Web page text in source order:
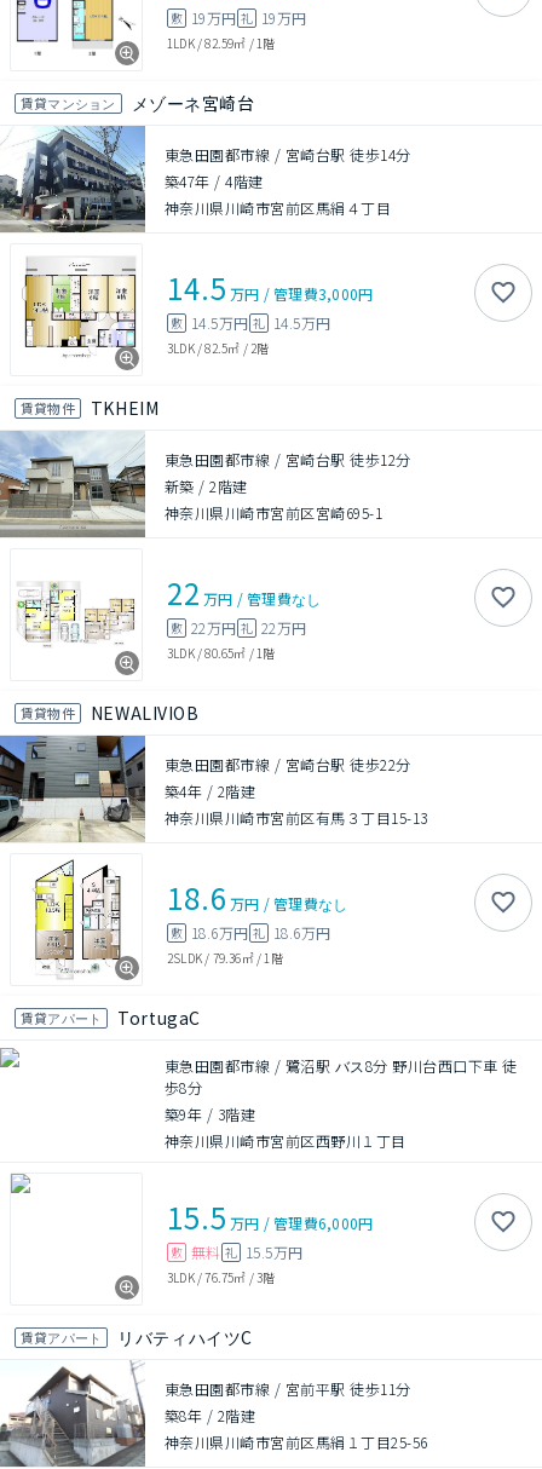
敷 19万円 礼 19万円
1LDK/82.59㎡ / 1階
賃貸マンション メゾーネ宮崎台
東急田園都市線 / 宮崎台駅 徒歩14分
築47年 /4階建
神奈川県川崎市宮前区馬絹４丁目
14.5 万円 /管理費3,000円
敷 14.5万円 礼 14.5万円
3LDK/82.5㎡ / 2階
賃貸物件 TKHEIM
東急田園都市線 / 宮崎台駅 徒歩12分
新築 /2階建
神奈川県川崎市宮前区宮崎695-1
22 万円 /管理費なし
敷 22万円 礼 22万円
3LDK/80.65㎡ / 1階
賃貸物件 NEWALIVIOB
東急田園都市線 / 宮崎台駅 徒歩22分
築4年 / 2階建
神奈川県川崎市宮前区有馬３丁目15-13
18.6 万円 /管理費なし
敷 18.6万円 礼 18.6万円
2SLDK / 79.36㎡/ 1階
賃貸アパート TortugaC
東急田園都市線 / 鷺沼駅 バス8分 野川台西口下車 徒
歩8分
築9年 / 3階建
神奈川県川崎市宮前区西野川１丁目
15.5 万円 /管理費6,000円
敷 無料 礼 15.5万円
3LDK/76.75㎡ /3階
賃貸アパート リバティハイツC
東急田園都市線 / 宮前平駅 徒歩11分
築8年 / 2階建
神奈川県川崎市宮前区馬絹１丁目25-56